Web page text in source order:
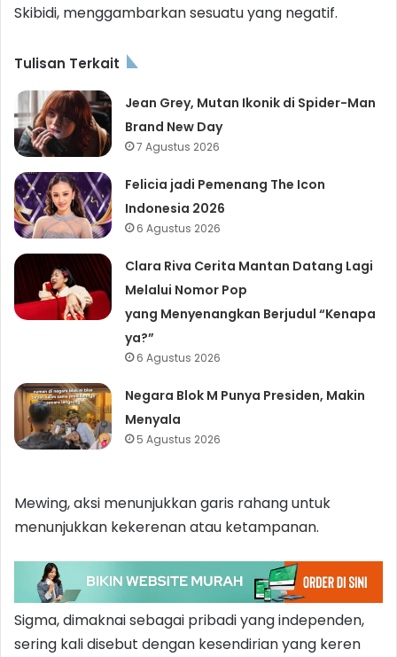
Skibidi, menggambarkan sesuatu yang negatif.
Tulisan Terkait
Jean Grey, Mutan Ikonik di Spider-Man
Brand New Day
7 Agustus 2026
Felicia jadi Pemenang The Icon
Indonesia 2026
6 Agustus 2026
Clara Riva Cerita Mantan Datang Lagi
Melalui Nomor Pop
yang Menyenangkan Berjudul “Kenapa
ya?”
6 Agustus 2026
Negara Blok M Punya Presiden, Makin
Menyala
5 Agustus 2026
Mewing, aksi menunjukkan garis rahang untuk
menunjukkan kekerenan atau ketampanan.
Sigma, dimaknai sebagai pribadi yang independen,
sering kali disebut dengan kesendirian yang keren